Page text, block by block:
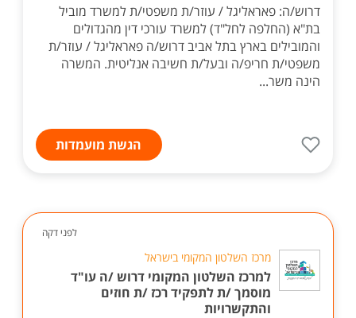
דרוש/ה: פאראליגל / עוזר/ת משפטי/ת למשרד מוביל
בת"א (החלפה לחל"ד) למשרד עורכי דין מהגדולים
והמובילים בארץ בתל אביב דרוש/ה פאראליגל / עוזר/ת
משפטי/ת חריפ/ה ובעל/ת חשיבה אנליטית. המשרה
הינה משר...
הגשת מועמדות
לפני דקה
מרכז השלטון המקומי בישראל
למרכז השלטון המקומי דרוש /ה עו"ד
מוסמך /ת לתפקיד רכז /ת חוזים
והתקשרויות